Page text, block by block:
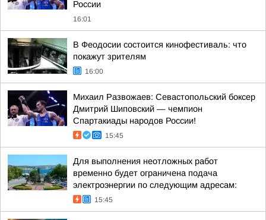
России
16:01
В Феодосии состоится кинофестиваль: что
покажут зрителям
16:00
Михаил Развожаев: Севастопольский боксер
Дмитрий Шиповский — чемпион
Спартакиады народов России!
15:45
Для выполнения неотложных работ
временно будет ограничена подача
электроэнергии по следующим адресам:
15:45